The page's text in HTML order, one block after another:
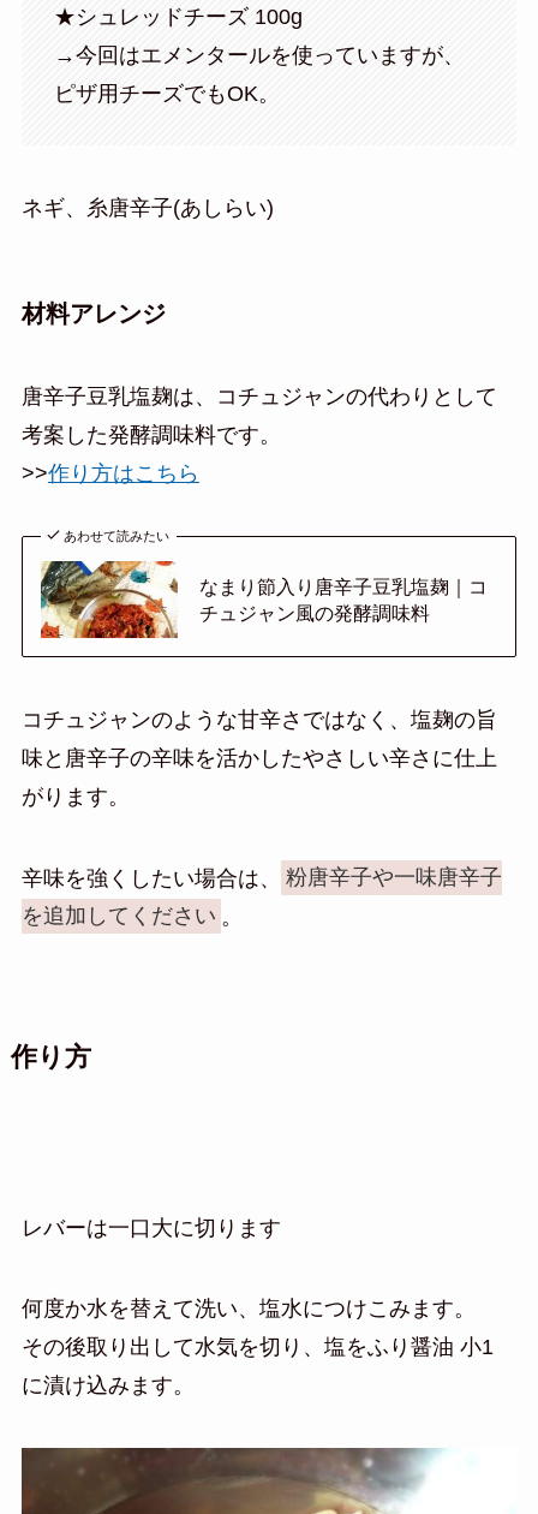
★シュレッドチーズ 100g
→今回はエメンタールを使っていますが、
ピザ用チーズでもOK。
ネギ、糸唐辛子(あしらい)
材料アレンジ
唐辛子豆乳塩麹は、コチュジャンの代わりとして
考案した発酵調味料です。
>>作り方はこちら
あわせて読みたい
なまり節入り唐辛子豆乳塩麹｜コ
チュジャン風の発酵調味料
コチュジャンのような甘辛さではなく、塩麹の旨
味と唐辛子の辛味を活かしたやさしい辛さに仕上
がります。
辛味を強くしたい場合は、
粉唐辛子や一味唐辛子
を追加してください 。
作り方
レバーは一口大に切ります
何度か水を替えて洗い、塩水につけこみます。
その後取り出して水気を切り、塩をふり醤油 小1
に漬け込みます。